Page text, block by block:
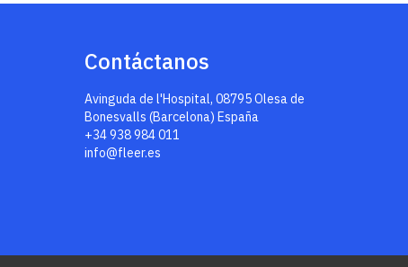
Contáctanos
Avinguda de l'Hospital, 08795 Olesa de
Bonesvalls (Barcelona) España
+34 938 984 011
info@fleer.es